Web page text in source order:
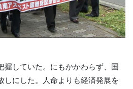
握していた。にもかかわらず、国
しにした。人命よりも経済発展を